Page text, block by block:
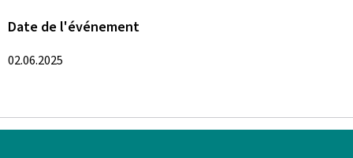
Date de l'événement
02.06.2025